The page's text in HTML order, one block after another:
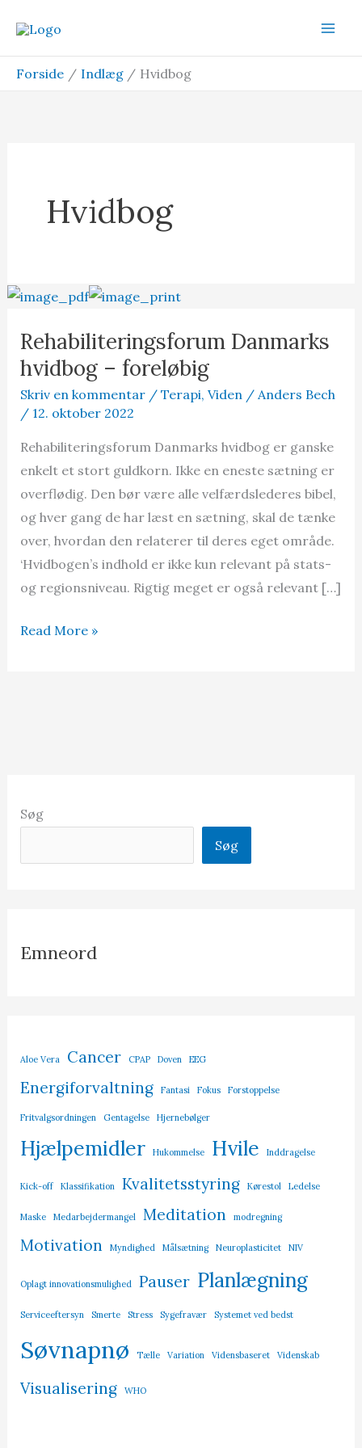
indholdet
Forside
Indlæg Hvidbog
Hvidbog
Rehabiliteringsforum Danmarks
hvidbog – foreløbig
Skriv en kommentar / Terapi, Viden / Anders Bech
/ 12. oktober 2022
Rehabiliteringsforum Danmarks hvidbog er ganske
enkelt et stort guldkorn. Ikke en eneste sætning er
overflødig. Den bør være alle velfærdslederes bibel,
og hver gang de har læst en sætning, skal de tænke
over, hvordan den relaterer til deres eget område.
‘Hvidbogen’s indhold er ikke kun relevant på stats-
og regionsniveau. Rigtig meget er også relevant […]
Rehabiliteringsforum
Read More »
Søg
Søg
Emneord
Aloe Vera Cancer CPAP Doven EEG
Energiforvaltning Fantasi Fokus Forstoppelse
Fritvalgsordningen Gentagelse Hjernebølger
Hjælpemidler Hukommelse Hvile Inddragelse
Kick-off Klassifikation Kvalitetsstyring Kørestol Ledelse
Maske Medarbejdermangel Meditation modregning
Motivation Myndighed Målsætning Neuroplasticitet NIV
Oplagt innovationsmulighed Pauser Planlægning
Serviceeftersyn Smerte Stress Sygefravær Systemet ved bedst
Søvnapnø Tælle Variation Vidensbaseret Videnskab
Visualisering WHO